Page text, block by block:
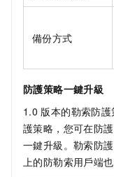
備份方式
防護策略一鍵升級
1.0 版本的勒索防
護策略，您可在防
一鍵升級。勒索防
上的防勒索用戶端